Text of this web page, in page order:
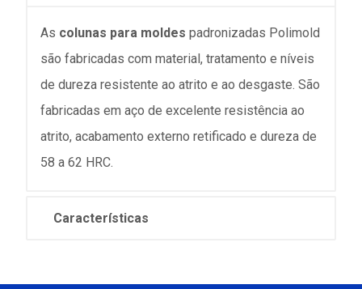
As colunas para moldes padronizadas Polimold
são fabricadas com material, tratamento e níveis
de dureza resistente ao atrito e ao desgaste. São
fabricadas em aço de excelente resistência ao
atrito, acabamento externo retificado e dureza de
58 a 62 HRC.
Características